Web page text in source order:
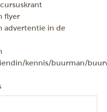
flyer
advertentie in de
kennis/buurman/